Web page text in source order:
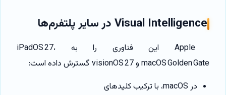
Visual Intelligence در سایر پلتفرم‌ها
Apple این فناوری را به iPadOS 27،
macOS Golden Gate و visionOS 27 گسترش داده است:
در macOS، با ترکیب کلیدهای